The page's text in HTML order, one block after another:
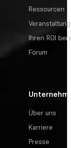
Ressourcen
Ihren ROI
Forum
Über uns
Karriere
Presse